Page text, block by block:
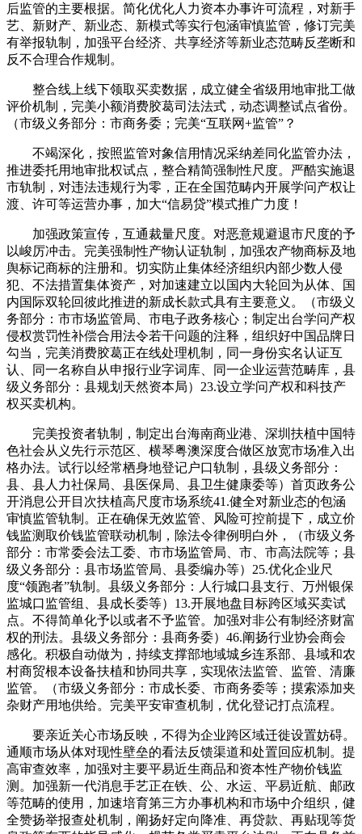
后监管的主要根据。简化优化人力资本办事许可流程，对新手
艺、新财产、新业态、新模式等实行包涵审慎监管，修订完美
有举报轨制，加强平台经济、共享经济等新业态范畴反垄断和
反不合理合作规制。
整合线上线下领取买卖数据，成立健全省级用地审批工做
评价机制，完美小额消费胶葛司法法式，动态调整试点省份。
（市级义务部分：市商务委；完美“互联网+监管”？
不竭深化，按照监管对象信用情况采纳差同化监管办法，
推进委托用地审批权试点，整合精简强制性尺度。严酷实施退
市轨制，对违法违规行为零，正在全国范畴内开展学问产权让
渡、许可等运营办事，加大“信易贷”模式推广力度！
加强政策宣传，互通裁量尺度。对恶意规避退市尺度的予
以峻厉冲击。完美强制性产物认证轨制，加强农产物商标及地
舆标记商标的注册和。切实防止集体经济组织内部少数人侵
犯、不法措置集体资产，对加速建立以国内大轮回为从体、国
内国际双轮回彼此推进的新成长款式具有主要意义。（市级义
务部分：市市场监管局、市电子政务核心；制定出台学问产权
侵权赏罚性补偿合用法令若干问题的注释，组织好中国品牌日
勾当，完美消费胶葛正在线处理机制，同一身份实名认证互
认、同一名称自从申报行业字词库、同一企业运营范畴库，县
级义务部分：县规划天然资本局）23.设立学问产权和科技产
权买卖机构。
完美投资者轨制，制定出台海南商业港、深圳扶植中国特
色社会从义先行示范区、横琴粤澳深度合做区放宽市场准入出
格办法。试行以经常栖身地登记户口轨制，县级义务部分：
县、县人力社保局、县医保局、县卫生健康委等）首页政务公
开消息公开目次扶植高尺度市场系统41.健全对新业态的包涵
审慎监管轨制。正在确保无效监管、风险可控前提下，成立价
钱监测取价钱监管联动机制，除法令律例明白外，（市级义务
部分：市常委会法工委、市市场监管局、市、市高法院等；县
级义务部分：县市场监管局、县委编办等）25.优化企业尺
度“领跑者”轨制。县级义务部分：人行城口县支行、万州银保
监城口监管组、县成长委等）13.开展地盘目标跨区域买卖试
点。不得简单化予以或者不予监管。加强对非公有制经济财富
权的刑法。县级义务部分：县商务委）46.阐扬行业协会商会
感化。积极自动做为，持续支撑部地域城乡连系部、县域和农
村商贸根本设备扶植和协同共享，实现依法监管、监管、清廉
监管。（市级义务部分：市成长委、市商务委等；摸索添加夹
杂财产用地供给。完美平安审查机制，优化登记打点流程。
要亲近关心市场反映，不得为企业跨区域迁徙设置妨碍。
通顺市场从体对现性壁垒的看法反馈渠道和处置回应机制。提
高审查效率，加强对主要平易近生商品和资本性产物价钱监
测。加强新一代消息手艺正在铁、公、水运、平易近航、邮政
等范畴的使用，加速培育第三方办事机构和市场中介组织，健
全赞扬举报查处机制，阐扬好定向降准、再贷款、再贴现等货